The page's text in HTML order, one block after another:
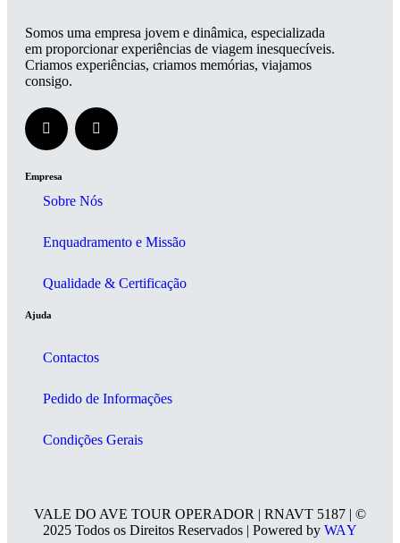
Somos uma empresa jovem e dinâmica, especializada
em proporcionar experiências de viagem inesquecíveis.
Criamos experiências, criamos memórias, viajamos
consigo.
Empresa
Sobre Nós
Enquadramento e Missão
Qualidade & Certificação
Ajuda
Contactos
Pedido de Informações
Condições Gerais
VALE DO AVE TOUR OPERADOR | RNAVT 5187 | ©
2025 Todos os Direitos Reservados | Powered byWAY